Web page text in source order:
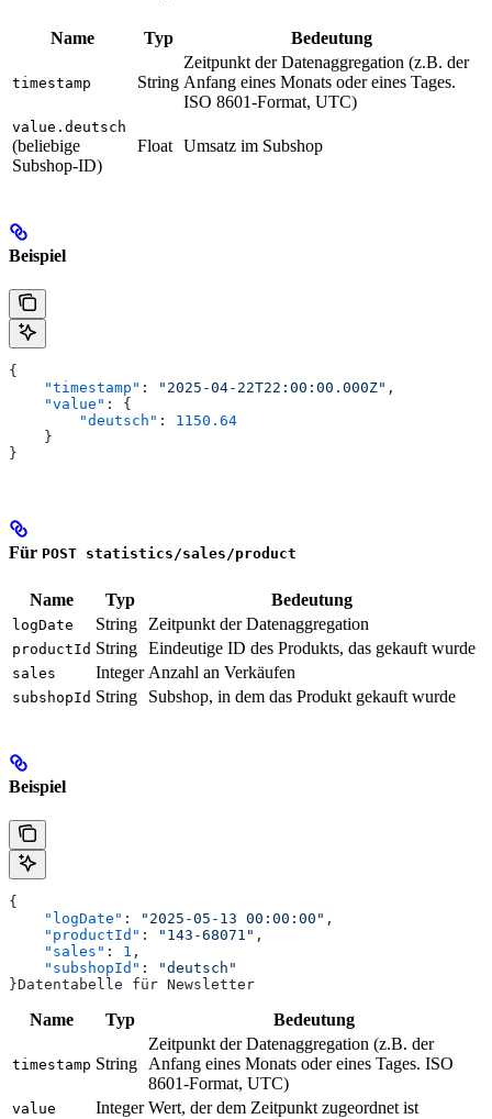
Name Typ Bedeutung
timestamp String
Zeitpunkt der Datenaggregation (z.B. der
Anfang eines Monats oder eines Tages.
ISO 8601-Format, UTC)
value.deutsch
(beliebige
Subshop-ID)
Float Umsatz im Subshop
Beispiel
{
    "timestamp"
: "2025-04-22T22:00:00.000Z" ,
    "value"
: {
        "deutsch"
: 1150.64
    }
}
Für POST statistics/sales/product
Name Typ Bedeutung
logDate String Zeitpunkt der Datenaggregation
productId String Eindeutige ID des Produkts, das gekauft wurde
sales Integer Anzahl an Verkäufen
subshopId String Subshop, in dem das Produkt gekauft wurde
Beispiel
{
    "logDate"
: "2025-05-13 00:00:00" ,
    "productId"
: "143-68071" ,
    "sales"
: 1 ,
    "subshopId"
:
"deutsch"
}Datentabelle für Newsletter
Name Typ Bedeutung
timestamp String
Zeitpunkt der Datenaggregation (z.B. der
Anfang eines Monats oder eines Tages. ISO
8601-Format, UTC)
value Integer Wert, der dem Zeitpunkt zugeordnet ist